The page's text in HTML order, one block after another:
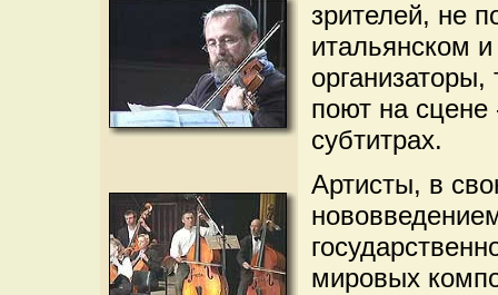
зрителей, не
итальянском
поют на сцене
субтитрах.
Артисты, в
мировых